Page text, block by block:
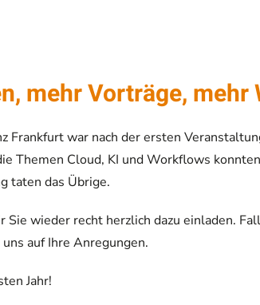
mehr Vorträge, mehr
Frankfurt war nach der ersten
Themen Cloud, KI und Workflows
taten das Übrige.
wieder recht herzlich dazu einladen.
auf Ihre Anregungen.
Jahr!